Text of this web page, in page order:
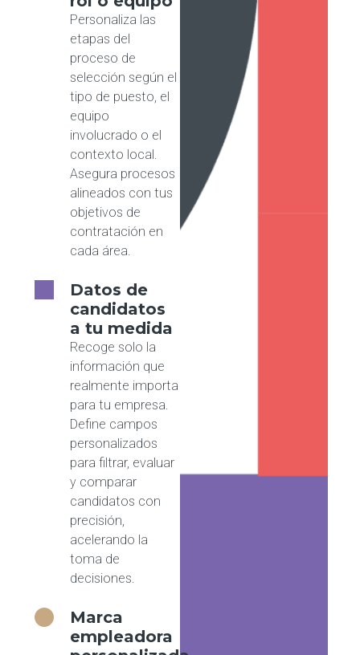
Personaliza las
etapas del
proceso de
selección según el
tipo de puesto, el
equipo
involucrado o el
contexto local.
Asegura procesos
alineados con tus
objetivos de
contratación en
cada área.
Datos de
candidatos
a tu medida
Recoge solo la
información que
realmente importa
para tu empresa.
Define campos
personalizados
para filtrar, evaluar
y comparar
candidatos con
precisión,
acelerando la
toma de
decisiones.
Marca
empleadora